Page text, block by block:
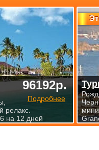
96192р.
Подробнее
релакс.
на 12 дней